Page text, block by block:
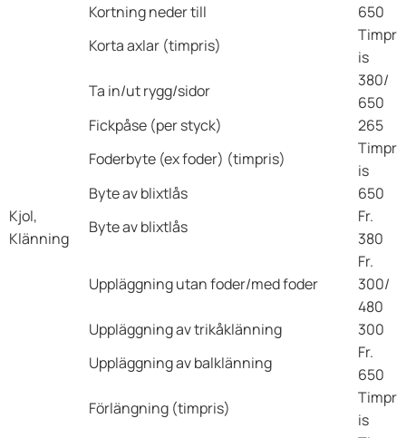
Kortning neder till
650
Korta axlar (timpris)
Timpr
is
Ta in/ut rygg/sidor
380/
650
Fickpåse (per styck)
265
Foderbyte (ex foder) (timpris)
Timpr
is
Byte av blixtlås
650
Kjol,
Klänning
Byte av blixtlås
Fr.
380
Uppläggning utan foder/med foder
Fr.
300/
480
Uppläggning av trikåklänning
300
Uppläggning av balklänning
Fr.
650
Förlängning (timpris)
Timpr
is